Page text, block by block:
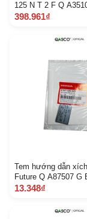
125 N T 2 F Q
11 N T 2 F
398.961₫
Tem hướng dẫn
Future Q A87507 G
1179
13.348₫